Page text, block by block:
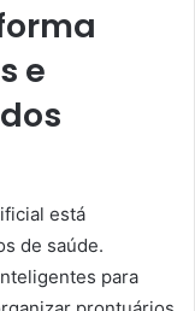
e
está
de saúde.
para